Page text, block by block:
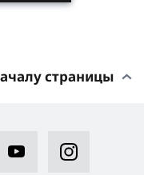
страницы